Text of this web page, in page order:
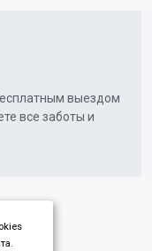
выездом
все заботы и